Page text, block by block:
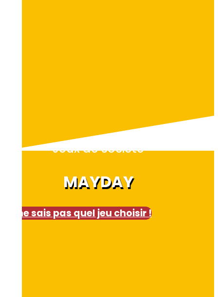
Jeux de société
MAYDAY
Je ne sais pas quel jeu choisir !